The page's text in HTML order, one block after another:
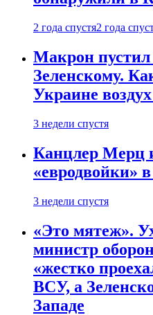
2 года спустя2 года
Макрон пустил
Зеленскому.
Украине
3 недели спустя
Канцлер Мерц
«евродвойки»
3 недели спустя
«Это мятеж».
министр
«жестко
ВСУ, а
Западе